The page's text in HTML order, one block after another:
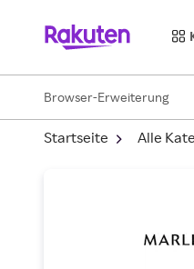
Browser-Erweiterung
Startseite Alle